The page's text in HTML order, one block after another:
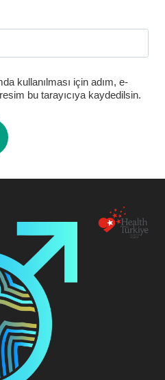
kullanılması için adım, e-
bu tarayıcıya kaydedilsin.